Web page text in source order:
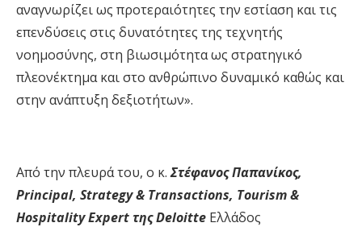
αναγνωρίζει ως προτεραιότητες την εστίαση καιτις
επενδύσεις στις δυνατότητες της τεχνητής
νοημοσύνης, στη βιωσιμότητα ως στρατηγικό
πλεονέκτημα καιστο ανθρώπινο δυναμικό καθώς και
στην ανάπτυξη δεξιοτήτων».
Από την πλευρά του, ο κ.Στέφανος Παπανίκος,
Principal, Strategy& Transactions, Tourism&
HospitalityExpertτηςDeloitte Ελλάδος